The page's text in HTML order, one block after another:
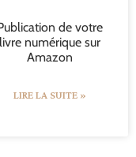
de votre
livre numérique sur
Amazon
LIRE LA SUITE »